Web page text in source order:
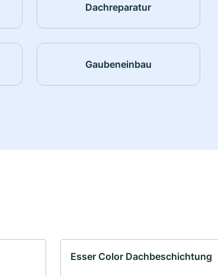
Dachreparatur
Gaubeneinbau
Esser Color Dachbeschichtung